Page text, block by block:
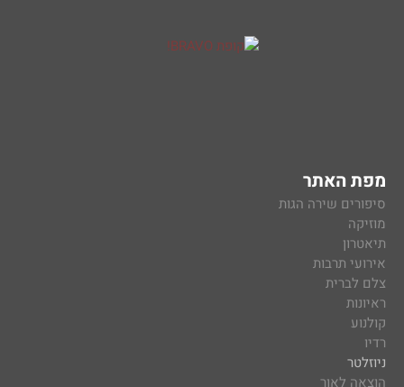
מפת האתר
סיפורים שירה הגות
מוזיקה
תיאטרון
אירועי תרבות
צלם לברית
ראיונות
קולנוע
רדיו
ניוזלטר
הוצאה לאור